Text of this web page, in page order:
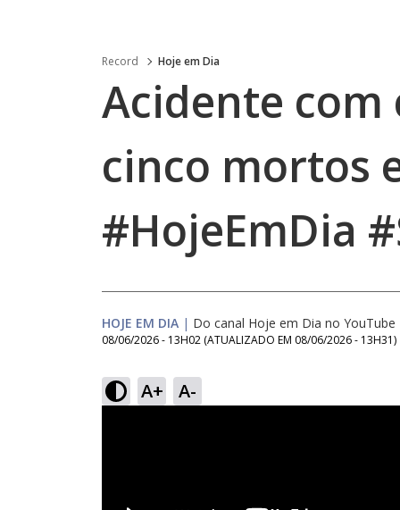
Record Hoje em Dia
Acidente com
cinco mortos
#HojeEmDia
HOJE EM DIA | Do canal Hoje em Dia no YouTube
08/06/2026 - 13H02 (ATUALIZADO EM 08/06/2026 - 13H31)
A+ A-